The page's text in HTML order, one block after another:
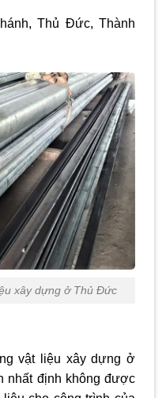
Thủ Đức, Thành
xây dựng ở Thủ Đức
vật liệu xây dựng ở
nhất định không được